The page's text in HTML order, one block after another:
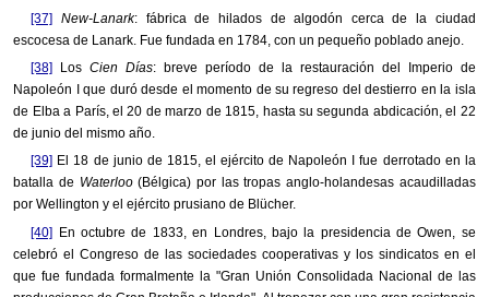
[37] New-Lanark: fábrica de hilados de algodón cerca de la ciudad
escocesa de Lanark. Fue fundada en 1784, con un pequeño poblado anejo.
[38] LosCien Días: breve período de la restauración del Imperio de
Napoleón I que duró desde el momento de su regreso del destierro en la isla
de Elba a París, el 20 de marzo de 1815, hasta su segunda abdicación, el 22
de junio del mismo año.
[39] El 18 de junio de 1815, el ejército de Napoleón I fue derrotado en la
batalla de Waterloo(Bélgica) por las tropas anglo-holandesas acaudilladas
por Wellington y el ejército prusiano de Blücher.
[40] En octubre de 1833, en Londres, bajo la presidencia de Owen, se
celebró el Congreso de las sociedades cooperativas y los sindicatos en el
que fue fundada formalmente la "Gran Unión Consolidada Nacional de las